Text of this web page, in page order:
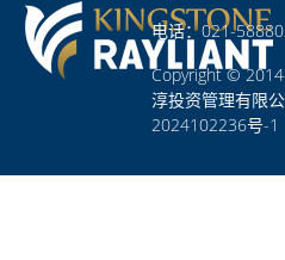
电话：021-
Copyright ©
淳投资管理有限
2024102236号-1